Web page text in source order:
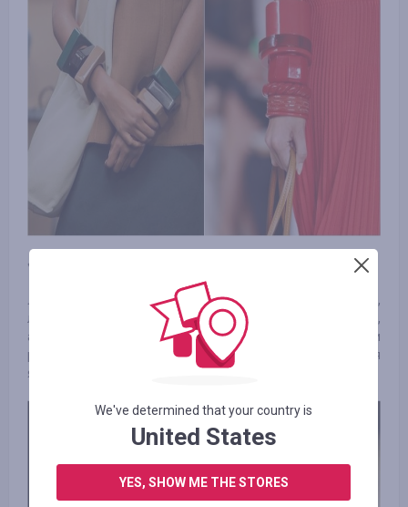
«Вражаючі» ланцюги
Ланцюги цього року більше вибирають пластмасові,
латунні, золоті або срібні. Краще носити їх якомога більше,
а за формою вони мають бути масивніше. Дизайнери
радять не скромничати, адже образ має залишатися
яскравим та сміливим.
We've determined that your country is
United States
YES, SHOW ME THE STORES